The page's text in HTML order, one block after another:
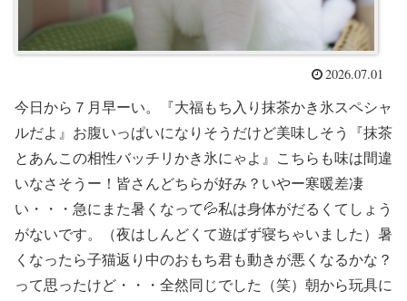
2026.07.01
今日から７月早ーい。『大福もち入り抹茶かき氷スペシャ
ルだよ』お腹いっぱいになりそうだけど美味しそう『抹茶
とあんこの相性バッチリかき氷にゃよ』こちらも味は間違
いなさそうー！皆さんどちらが好み？いやー寒暖差凄
い・・・急にまた暑くなって💦私は身体がだるくてしょう
がないです。（夜はしんどくて遊ばず寝ちゃいました）暑
くなったら子猫返り中のおもち君も動きが悪くなるかな？
って思ったけど・・・全然同じでした（笑）朝から玩具に